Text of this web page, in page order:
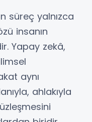
süreç yalnızca
insanın
Yapay zekâ,
aynı
ahlakıyla